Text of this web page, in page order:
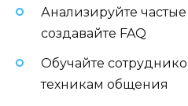
Анализируйте
создавайте FAQ
Обучайте
техникам общения